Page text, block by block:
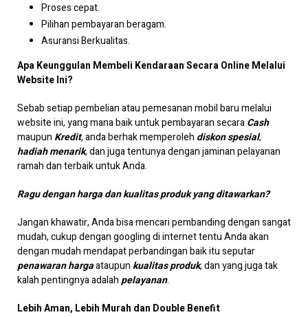
Proses cepat.
Pilihan pembayaran beragam.
Asuransi Berkualitas.
Apa Keunggulan Membeli Kendaraan Secara Online Melalui
Website Ini?
Sebab setiap pembelian atau pemesanan mobil baru melalui
website ini, yang mana baik untuk pembayaran secaraCash
maupun Kredit,anda berhak memperoleh diskon spesial,
hadiah menarik, dan juga tentunya dengan jaminan pelayanan
ramah dan terbaik untuk Anda.
Ragu dengan harga dan kualitas produk yang ditawarkan?
Jangan khawatir, Anda bisa mencari pembanding dengan sangat
mudah, cukup dengan googling di internet tentu Anda akan
dengan mudah mendapat perbandingan baik itu seputar
penawaran hargaataupunkualitas produk, dan yang juga tak
kalah pentingnya adalahpelayanan.
Lebih Aman, Lebih Murah dan Double Benefit